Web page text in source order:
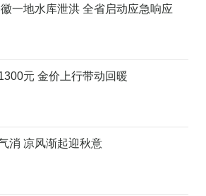
一地水库泄洪 全省启动应急响应
元 金价上行带动回暖
消 凉风渐起迎秋意